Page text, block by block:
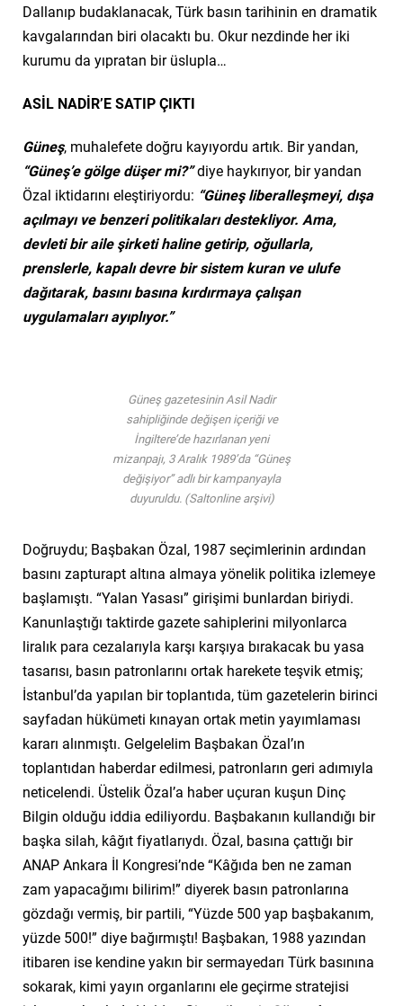
Dallanıp budaklanacak, Türk basın tarihinin en dramatik
kavgalarından biri olacaktı bu. Okur nezdinde her iki
kurumu da yıpratan bir üslupla…
ASİL NADİR’E SATIP ÇIKTI
Güneş, muhalefete doğru kayıyordu artık. Bir yandan,
“Güneş’e gölge düşer mi?”diye haykırıyor, bir yandan
Özal iktidarını eleştiriyordu: “Güneş liberalleşmeyi, dışa
açılmayı ve benzeri politikaları destekliyor. Ama,
devleti bir aile şirketi haline getirip, oğullarla,
prenslerle, kapalı devre bir sistem kuran ve ulufe
dağıtarak, basını basına kırdırmaya çalışan
uygulamaları ayıplıyor.”
Güneş gazetesinin Asil Nadir
sahipliğinde değişen içeriği ve
İngiltere’de hazırlanan yeni
mizanpajı, 3 Aralık 1989’da “Güneş
değişiyor” adlı bir kampanyayla
duyuruldu. (Saltonline arşivi)
Doğruydu; Başbakan Özal, 1987 seçimlerinin ardından
basını zapturapt altına almaya yönelik politika izlemeye
başlamıştı. “Yalan Yasası” girişimi bunlardan biriydi.
Kanunlaştığı taktirde gazete sahiplerini milyonlarca
liralık para cezalarıyla karşı karşıya bırakacak bu yasa
tasarısı, basın patronlarını ortak harekete teşvik etmiş;
İstanbul’da yapılan bir toplantıda, tüm gazetelerin birinci
sayfadan hükümeti kınayan ortak metin yayımlaması
kararı alınmıştı. Gelgelelim Başbakan Özal’ın
toplantıdan haberdar edilmesi, patronların geri adımıyla
neticelendi. Üstelik Özal’a haber uçuran kuşun Dinç
Bilgin olduğu iddia ediliyordu. Başbakanın kullandığı bir
başka silah, kâğıt fiyatlarıydı. Özal, basına çattığı bir
ANAP Ankara İl Kongresi’nde “Kâğıda ben ne zaman
zam yapacağımı bilirim!” diyerek basın patronlarına
gözdağı vermiş, bir partili, “Yüzde 500 yap başbakanım,
yüzde 500!” diye bağırmıştı! Başbakan, 1988 yazından
itibaren ise kendine yakın bir sermayedarı Türk basınına
sokarak, kimi yayın organlarını ele geçirme stratejisi